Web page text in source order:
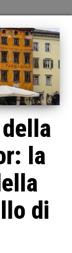
la
di